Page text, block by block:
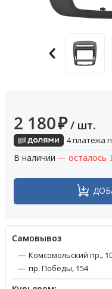
2 180₽ / шт.
4 платежа
В наличии — осталось
Cамовывоз
Комсомольский пр.,
пр. Победы, 154